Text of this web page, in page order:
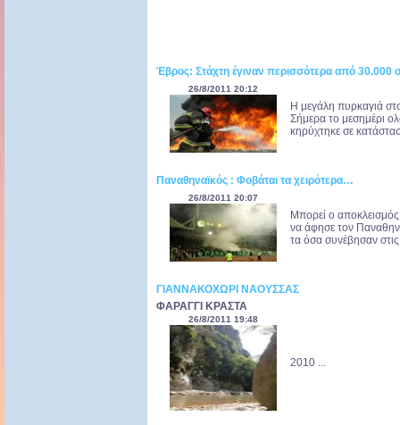
Έβρος: Στάχτη έγιναν περισσότερα από 30.000
26/8/2011 20:12
Η μεγάλη πυρκαγιά
Σήμερα το μεσημέρι
κηρύχτηκε σε
Παναθηναϊκός : Φοβάται τα χειρότερα…
26/8/2011 20:07
Μπορεί ο
να άφησε τον
τα όσα συνέβησαν
ΓΙΑΝΝΑΚΟΧΩΡΙ ΝΑΟΥΣΣΑΣ
ΦΑΡΑΓΓΙ ΚΡΑΣΤΑ
26/8/2011 19:48
2010 ...